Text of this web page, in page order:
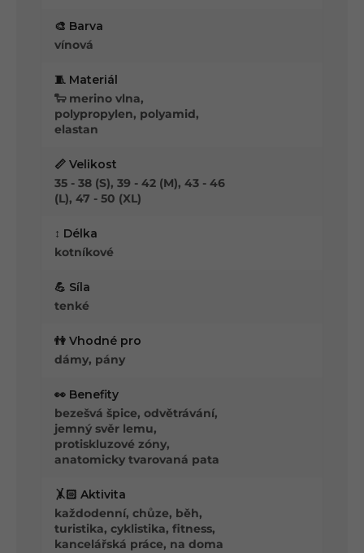
🎨 Barva
vínová
🧵 Materiál
🐑 merino vlna,
polypropylen, polyamid,
elastan
📏 Velikost
35 - 38 (S), 39 - 42 (M), 43 - 46
(L), 47 - 50 (XL)
↕️ Délka
kotníkové
💪 Síla
tenké
👫 Vhodné pro
dámy, pány
👀 Benefity
bezešvá špice, odvětrávání,
jemný svěr lemu,
protiskluzové zóny,
anatomicky tvarovaná pata
🤸🏻 Aktivita
každodenní, chůze, běh,
turistika, cyklistika, fitness,
kancelářská práce, na doma